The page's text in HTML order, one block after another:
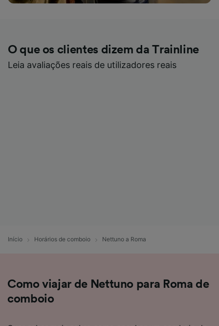
O que os clientes dizem da Trainline
Leia avaliações reais de utilizadores reais
Início Horários de comboio Nettuno a Roma
Como viajar de Nettuno para Roma de
comboio